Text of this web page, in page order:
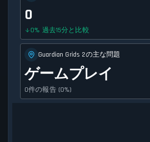
0
0% 過去15分と比較
Guardian Grids 2の主な問題
ゲームプレイ
0件の報告 (0%)